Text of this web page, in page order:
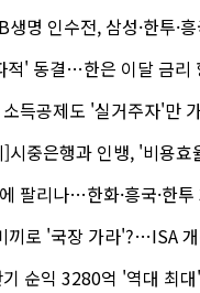
명 인수전, 삼성·한투·
적' 동결…한은 이달 금리
득공제도 '실거주자'만
은행과 인뱅, '비용효율성'
팔리나…한화·흥국·한투
끼로 '국장 가라'?…ISA
3280억 '역대 최대'…"캐피탈,